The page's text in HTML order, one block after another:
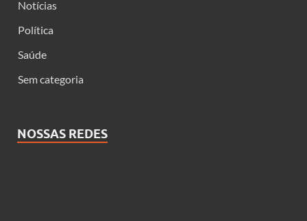
Notícias
Política
Saúde
Sem categoria
NOSSAS REDES